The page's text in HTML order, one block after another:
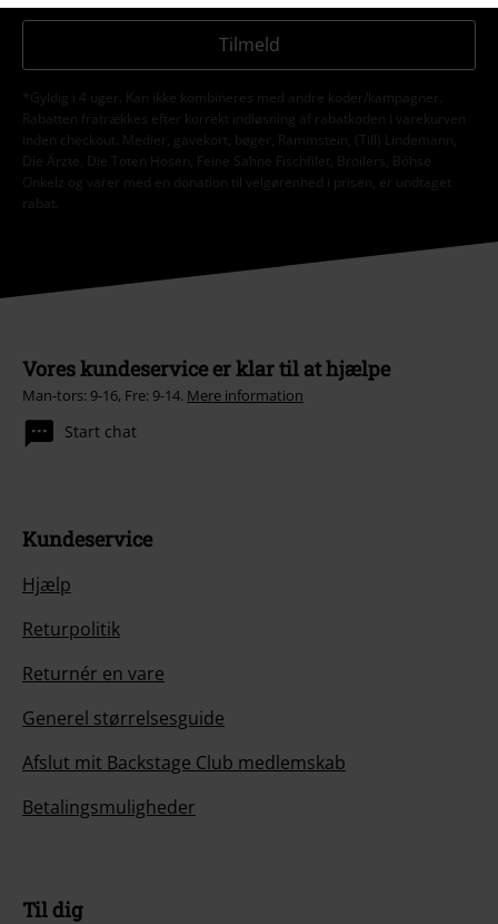
Tilmeld
*Gyldig i 4 uger. Kan ikke kombineres med andre koder/kampagner.
Rabatten fratrækkes efter korrekt indløsning af rabatkoden i varekurven
inden checkout. Medier, gavekort, bøger, Rammstein, (Till) Lindemann,
Die Ärzte, Die Toten Hosen, Feine Sahne Fischfilet, Broilers, Böhse
Onkelz og varer med en donation til velgørenhed i prisen, er undtaget
rabat.
Vores kundeservice er klar til at hjælpe
Man-tors: 9-16, Fre: 9-14. Mere information
Start chat
Kundeservice
Hjælp
Returpolitik
Returnér en vare
Generel størrelsesguide
Afslut mit Backstage Club medlemskab
Betalingsmuligheder
Til dig